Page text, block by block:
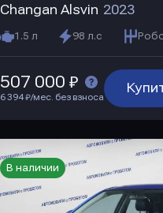
Changan Alsvin 2023
1.5 л 98 л.с
507 000 ₽
6 394 ₽/мес. без взноса
В наличии